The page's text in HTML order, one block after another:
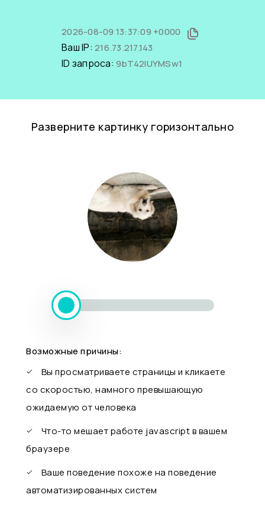
2026-08-09 13:37:09 +0000
Ваш IP: 216.73.217.143
ID запроса: 9bT42IUYMSw1
Разверните картинку горизонтально
Возможные причины:
Вы просматриваете страницы и кликаете
со скоростью, намного превышающую
ожидаемую от человека
Что-то мешает работе javascript в вашем
браузере
Ваше поведение похоже на поведение
автоматизированных систем